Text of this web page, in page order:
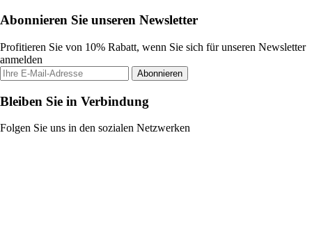
Abonnieren Sie unseren Newsletter
Profitieren Sie von 10% Rabatt, wenn Sie sich für unseren Newsletter
anmelden
Abonnieren
Bleiben Sie in Verbindung
Folgen Sie uns in den sozialen Netzwerken